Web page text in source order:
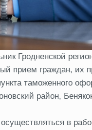
Гродненской
прием граждан, их
таможенного
район,
в